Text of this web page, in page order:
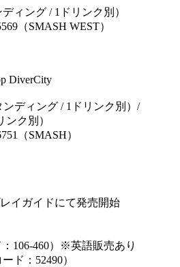
ィング / 1ドリンク別）
（SMASH WEST）
DiverCity
ディング / 1ドリンク別）/
ンク別）
（SMASH）
イガイドにて発売開始
106-460）※英語販売あり
ド：52490）